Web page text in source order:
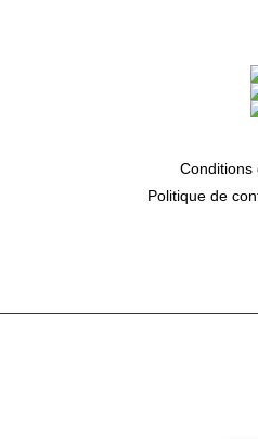
Conditions
Politique de